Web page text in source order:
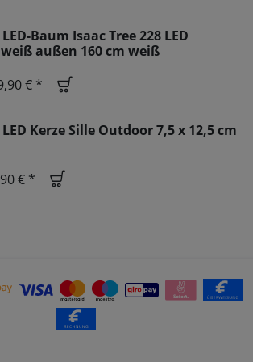
Baum Isaac Tree 228 LED
außen 160 cm weiß
€ *
Kerze Sille Outdoor 7,5 x 12,5 cm
€ *